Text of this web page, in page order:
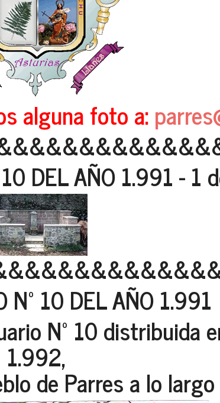
alguna foto a:
DEL AÑO 1.991 - 1
Nº 10 DEL AÑO 1.991
Nº 10 distribuida
1.992,
de Parres a lo